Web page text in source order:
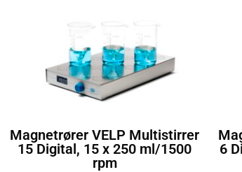
Magnetrører VELP Multistirrer
15 Digital, 15 x 250 ml/1500
rpm
6